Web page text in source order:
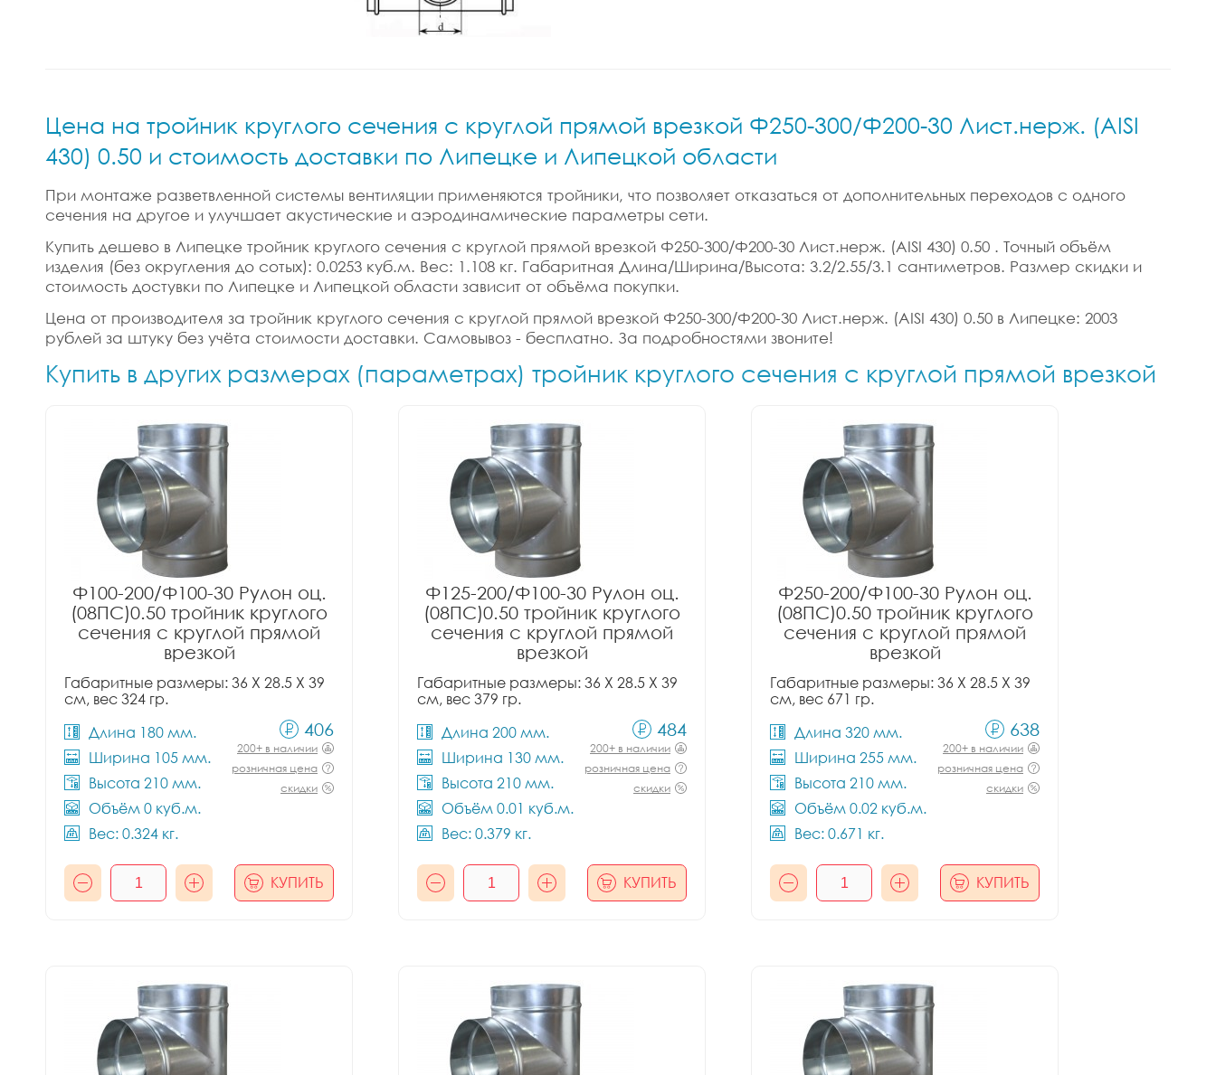
Цена на тройник круглого сечения с круглой прямой врезкой Ф250-300/Ф200-30 Лист.нерж. (AISI
430) 0.50 и стоимость доставки по Липецке и Липецкой области
При монтаже разветвленной системы вентиляции применяются тройники, что позволяет отказаться от дополнительных переходов с одного
сечения на другое и улучшает акустические и аэродинамические параметры сети.
Купить дешево в Липецке тройник круглого сечения с круглой прямой врезкой Ф250-300/Ф200-30 Лист.нерж. (AISI 430) 0.50 . Точный объём
изделия (без округления до сотых): 0.0253 куб.м. Вес: 1.108 кг. Габаритная Длина/Ширина/Высота: 3.2/2.55/3.1 сантиметров. Размер скидки и
стоимость достувки по Липецке и Липецкой области зависит от объёма покупки.
Цена от производителя за тройник круглого сечения с круглой прямой врезкой Ф250-300/Ф200-30 Лист.нерж. (AISI 430) 0.50 в Липецке: 2003
рублей за штуку без учёта стоимости доставки. Самовывоз - бесплатно. За подробностями звоните!
Купить в других размерах (параметрах) тройник круглого сечения с круглой прямой врезкой
Ф100-200/Ф100-30 Рулон оц.
(08ПС)0.50 тройник круглого
сечения с круглой прямой
врезкой
Габаритные размеры: 36 X 28.5 X 39
см, вес 324 гр.
Длина 180 мм.
Ширина 105 мм.
Высота 210 мм.
Объём 0 куб.м.
Вес: 0.324 кг.
406
200+ в наличии
розничная цена
скидки
КУПИТЬ
Ф125-200/Ф100-30 Рулон оц.
(08ПС)0.50 тройник круглого
сечения с круглой прямой
врезкой
Габаритные размеры: 36 X 28.5 X 39
см, вес 379 гр.
Длина 200 мм.
Ширина 130 мм.
Высота 210 мм.
Объём 0.01 куб.м.
Вес: 0.379 кг.
484
200+ в наличии
розничная цена
скидки
КУПИТЬ
Ф250-200/Ф100-30 Рулон оц.
(08ПС)0.50 тройник круглого
сечения с круглой прямой
врезкой
Габаритные размеры: 36 X 28.5 X 39
см, вес 671 гр.
Длина 320 мм.
Ширина 255 мм.
Высота 210 мм.
Объём 0.02 куб.м.
Вес: 0.671 кг.
638
200+ в наличии
розничная цена
скидки
КУПИТЬ